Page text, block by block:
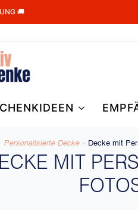
🚚
Personalisierte Decke​ » Decke mit
MIT